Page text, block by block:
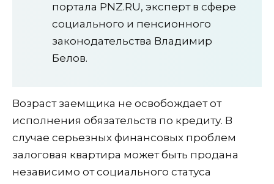
портала PNZ.RU, эксперт в сфере
социального и пенсионного
законодательства Владимир
Белов.
Возраст заемщика не освобождает от
исполнения обязательств по кредиту. В
случае серьезных финансовых проблем
залоговая квартира может быть продана
независимо от социального статуса